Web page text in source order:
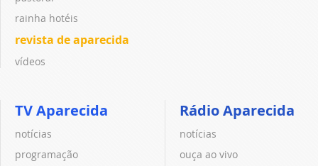
rainha hotéis
revista de aparecida
vídeos
TV Aparecida
notícias
programação
Rádio Aparecida
notícias
ouça ao vivo